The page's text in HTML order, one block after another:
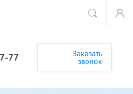
77
Заказать
звонок